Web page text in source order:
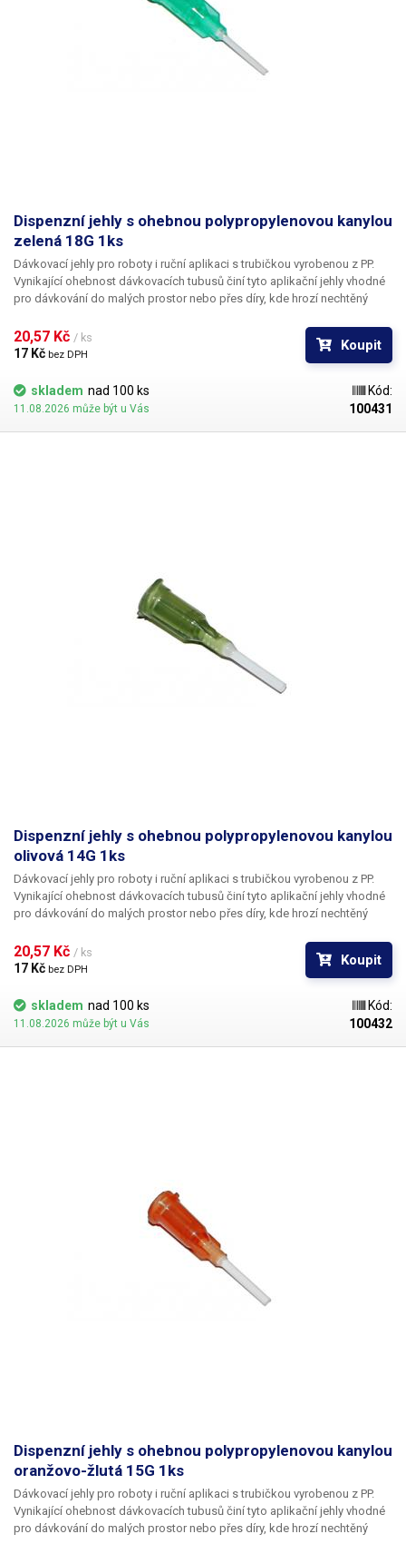
Dispenzní jehly s ohebnou polypropylenovou kanylou
zelená 18G 1ks
Dávkovací jehly pro roboty i ruční aplikaci s trubičkou vyrobenou z PP.
Vynikající ohebnost dávkovacích tubusů činí tyto aplikační jehly vhodné
pro dávkování do malých prostor nebo přes díry, kde hrozí nechtěný
popřípadě hrozí poškození obrobku nechtěným kontaktem s hrotem
jehly.
20,57 Kč / ks
17 Kč bez DPH
Koupit
skladem nad 100 ks
11.08.2026 může být u Vás
Kód:
100431
Dispenzní jehly s ohebnou polypropylenovou kanylou
olivová 14G 1ks
Dávkovací jehly pro roboty i ruční aplikaci s trubičkou vyrobenou z PP.
Vynikající ohebnost dávkovacích tubusů činí tyto aplikační jehly vhodné
pro dávkování do malých prostor nebo přes díry, kde hrozí nechtěný
popřípadě hrozí poškození obrobku nechtěným kontaktem s hrotem
jehly.
20,57 Kč / ks
17 Kč bez DPH
Koupit
skladem nad 100 ks
11.08.2026 může být u Vás
Kód:
100432
Dispenzní jehly s ohebnou polypropylenovou kanylou
oranžovo-žlutá 15G 1ks
Dávkovací jehly pro roboty i ruční aplikaci s trubičkou vyrobenou z PP.
Vynikající ohebnost dávkovacích tubusů činí tyto aplikační jehly vhodné
pro dávkování do malých prostor nebo přes díry, kde hrozí nechtěný